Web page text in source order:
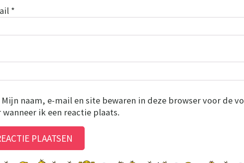
*
Mijn naam, e-mail en site bewaren in deze browser voor de
wanneer ik een reactie plaats.